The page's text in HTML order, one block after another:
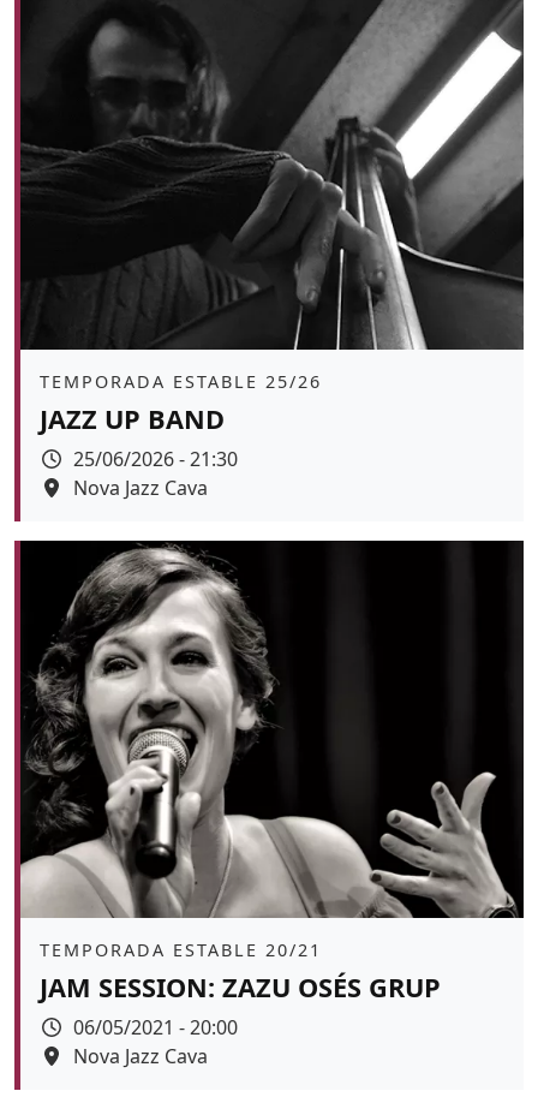
Àmbit
TEMPORADA ESTABLE 25/26
JAZZ UP BAND
Data
25/06/2026 - 21:30
Espai
Nova Jazz Cava
Àmbit
TEMPORADA ESTABLE 20/21
JAM SESSION: ZAZU OSÉS GRUP
Data
06/05/2021 - 20:00
Espai
Nova Jazz Cava